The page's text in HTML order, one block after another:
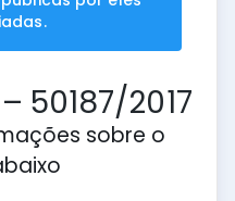
50187/2017
sobre o